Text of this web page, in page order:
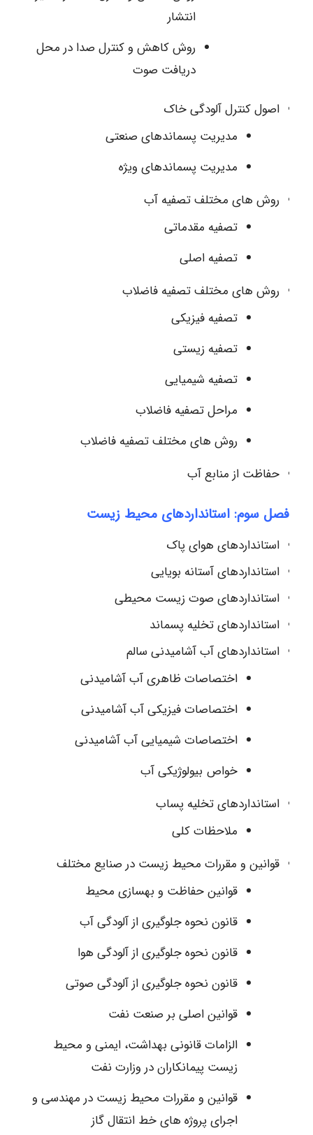
انتشار
روش کاهش و کنترل صدا در محل
دریافت صوت
اصول کنترل آلودگی خاک
مدیریت پسماندهای صنعتی
مدیریت پسماندهای ویژه
روش های مختلف تصفیه آب
تصفیه مقدماتی
تصفیه اصلی
روش های مختلف تصفیه فاضلاب
تصفیه فیزیکی
تصفیه زیستی
تصفیه شیمیایی
مراحل تصفیه فاضلاب
روش های مختلف تصفیه فاضلاب
حفاظت از منابع آب
فصل سوم: استانداردهای محیط زیست
استانداردهای هوای پاک
استانداردهای آستانه بویایی
استانداردهای صوت زیست محیطی
استانداردهای تخلیه پسماند
استانداردهای آب آشامیدنی سالم
اختصاصات ظاهری آب آشامیدنی
اختصاصات فیزیکی آب آشامیدنی
اختصاصات شیمیایی آب آشامیدنی
خواص بیولوژیکی آب
استانداردهای تخلیه پساب
ملاحظات کلی
قوانین و مقررات محیط زیست در صنایع مختلف
قوانین حفاظت و بهسازی محیط
قانون نحوه جلوگیری از آلودگی آب
قانون نحوه جلوگیری از آلودگی هوا
قانون نحوه جلوگیری از آلودگی صوتی
قوانین اصلی بر صنعت نفت
الزامات قانونی بهداشت، ایمنی و محیط
زیست پیمانکاران در وزارت نفت
قوانین و مقررات محیط زیست در مهندسی و
اجرای پروژه های خط انتقال گاز